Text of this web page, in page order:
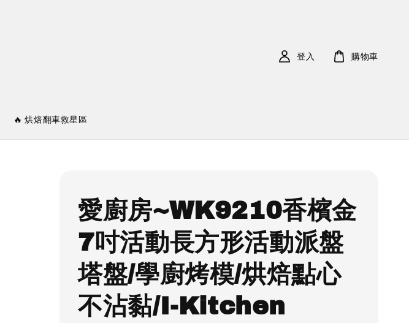
🔥 烘焙翻車救星區
登入 購物車
愛廚房~WK9210香檳金
7吋活動長方形活動派盤
塔盤/學廚烤模/烘焙點心
不沾黏/I-Kitchen